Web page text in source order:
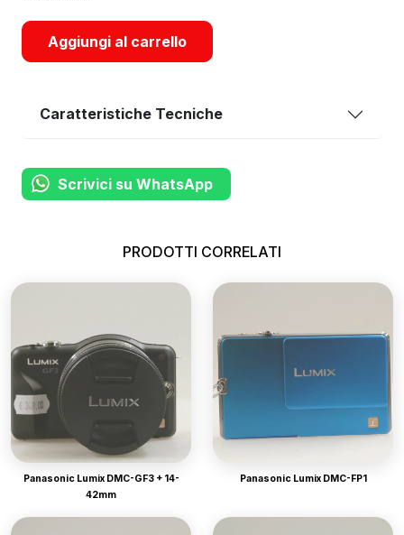
Aggiungi al carrello
Caratteristiche Tecniche
Scrivici su WhatsApp
PRODOTTI CORRELATI
Panasonic Lumix DMC-GF3 + 14-
42mm
Panasonic Lumix DMC-FP1